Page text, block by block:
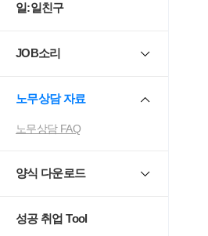
일:일친구
JOB소리
노무상담 자료
노무상담 FAQ
양식 다운로드
성공 취업 Tool
비정규직 모성보호